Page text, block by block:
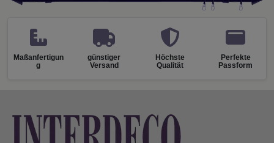
Maßanfertigun
g
günstiger
Versand
Höchste
Qualität
Perfekte
Passform